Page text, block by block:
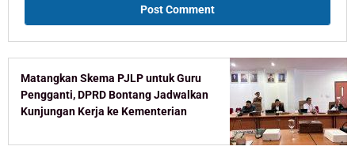
Matangkan Skema PJLP untuk Guru
Pengganti, DPRD Bontang Jadwalkan
Kunjungan Kerja ke Kementerian